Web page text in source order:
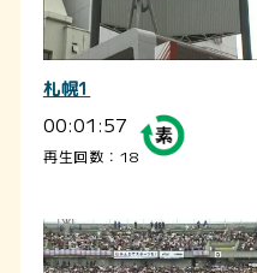
札幌1
00:01:57
再生回数：18